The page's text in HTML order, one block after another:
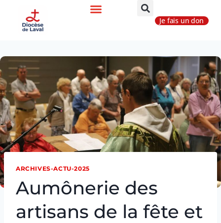
Je fais un don
ARCHIVES-ACTU-2025
Aumônerie des
artisans de la fête et